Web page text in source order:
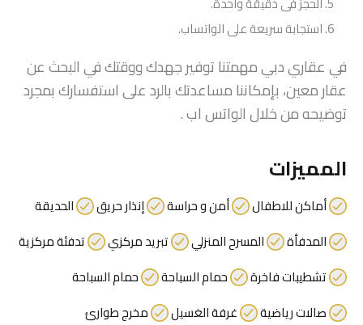
استجابة سريعة على الواتساب.
في عقاري دبي مهمتنا توفير جهدك ووقتك في البحث عن
عقار معين، بإمكاننا مساعدتك بالرد على استفسارك بمجرد
توضيحه من خلال الواتس اب .
المميزات
أماكن للاطفال أمن و حراسة إنذار حريق
الحديقة
المدفأة
المسرح المنزلي تبريد مركزي
تدفئة مركزية
تشطيبات فاخرة
حمام السباحة
حمام السباحة
صالات رياضية
غرفة الغسيل
مخرج طوارئ